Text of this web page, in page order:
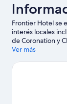
Frontier Hotel se
interés locales
de Coronation y
viaje de Coronation
Ver más